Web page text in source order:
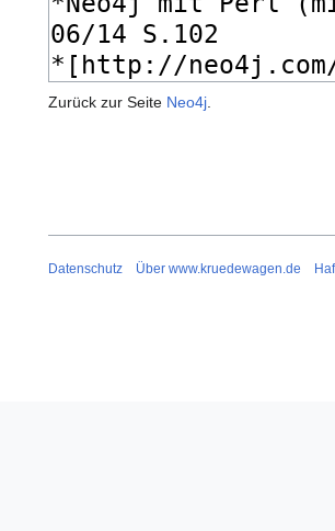
Zurück zur Seite Neo4j
Datenschutz Über www.kruedewagen.de